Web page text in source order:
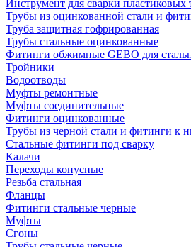
Инструмент для сварки пластиковых
Трубы из оцинкованной стали и
Труба защитная гофрированная
Трубы стальные оцинкованные
Фитинги обжимные GEBO для
Тройники
Водоотводы
Муфты ремонтные
Муфты соединительные
Фитинги оцинкованные
Трубы из черной стали и фитинги к
Стальные фитинги под сварку
Калачи
Переходы конусные
Резьба стальная
Фланцы
Фитинги стальные черные
Муфты
Сгоны